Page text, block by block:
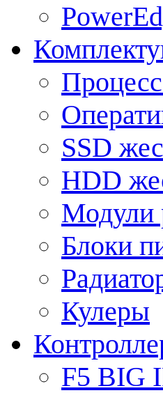
SSD
HDD
Модули
Блоки
Кулеры
F5 BIG